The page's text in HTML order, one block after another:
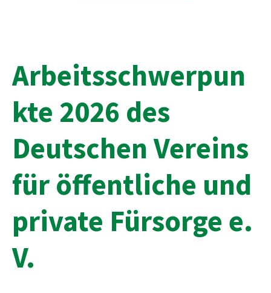
Arbeitsschwerpun
kte 2026 des
Deutschen Vereins
für öffentliche und
private Fürsorge e.
V.